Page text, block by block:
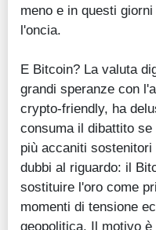
meno e in questi
l'oncia.
E Bitcoin? La valuta
grandi speranze con
crypto-friendly, ha
consuma il dibattito
più accaniti
dubbi al riguardo: il
sostituire l'oro come
momenti di tensione
geopolitica. Il motivo